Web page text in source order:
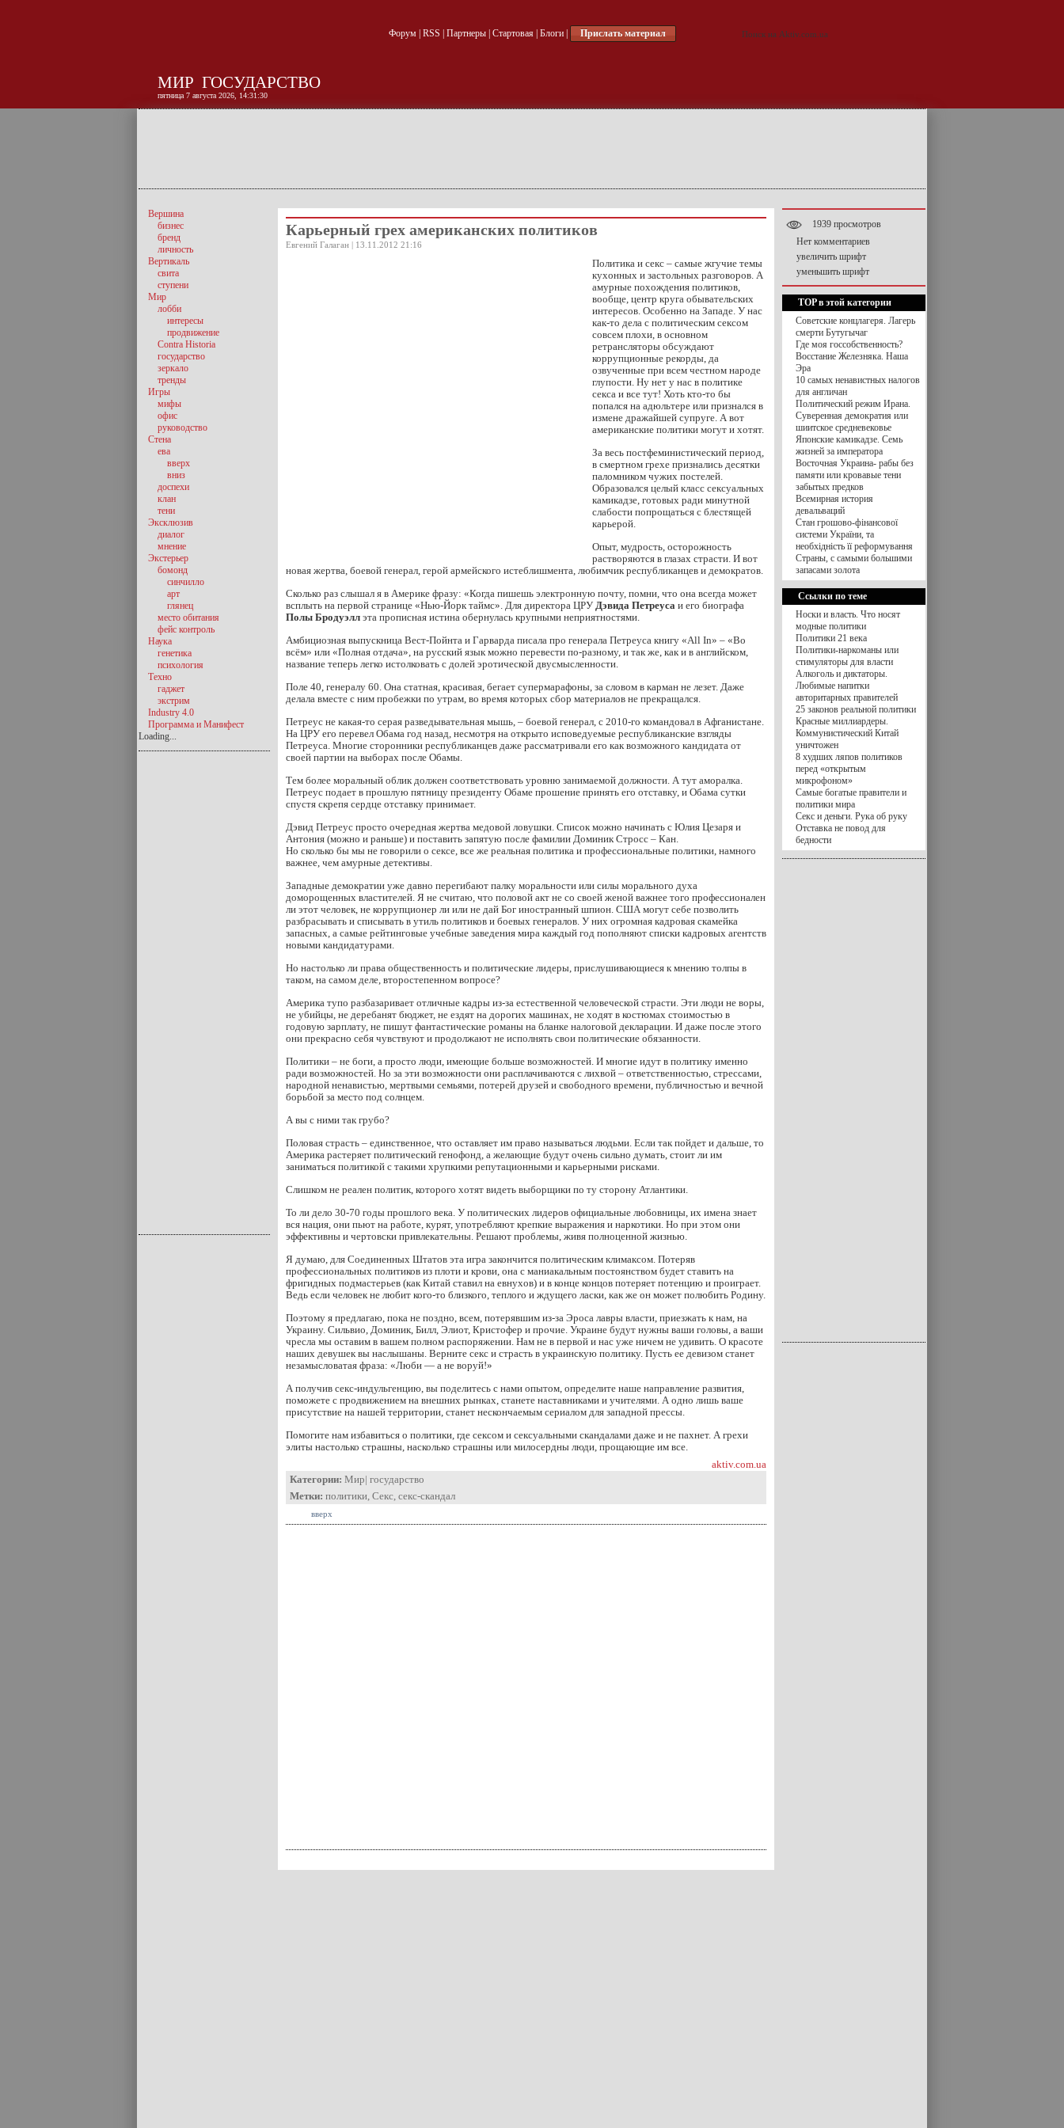
Форум| RSS Партнеры| Стартовая| Блоги| Прислать материал
МИР ГОСУДАРСТВО
пятница 7 августа 2026, 14:31:30
Карьерный грех американских политиков
Евгений Галаган | 13.11.2012 21:16
Политика и секс – самые жгучие темы
кухонных и застольных разговоров. А
амурные похождения политиков,
вообще, центр круга обывательских
интересов. Особенно на Западе. У нас
как-то дела с политическим сексом
совсем плохи, в основном
ретрансляторы обсуждают
коррупционные рекорды, да
озвученные при всем честном народе
глупости. Ну нет у нас в политике
секса и все тут! Хоть кто-то бы
попался на адюльтере или признался в
измене дражайшей супруге. А вот
американские политики могут и хотят.
За весь постфеминистический период,
в смертном грехе признались десятки
паломником чужих постелей.
Образовался целый класс сексуальных
камикадзе, готовых ради минутной
слабости попрощаться с блестящей
карьерой.
Опыт, мудрость, осторожность
растворяются в глазах страсти. И вот
новая жертва, боевой генерал, герой армейского истеблишмента, любимчик республиканцев и демократов.
Сколько раз слышал я в Америке фразу: «Когда пишешь электронную почту, помни, что она всегда может
всплыть на первой странице «Нью-Йорк таймс». Для директора ЦРУ Дэвида Петреуса и его биографа
Полы Бродуэлл эта прописная истина обернулась крупными неприятностями.
Амбициозная выпускница Вест-Пойнта и Гарварда писала про генерала Петреуса книгу «All In» – «Во
всём» или «Полная отдача», на русский язык можно перевести по-разному, и так же, как и в английском,
название теперь легко истолковать с долей эротической двусмысленности.
Поле 40, генералу 60. Она статная, красивая, бегает супермарафоны, за словом в карман не лезет. Даже
делала вместе с ним пробежки по утрам, во время которых сбор материалов не прекращался.
Петреус не какая-то серая разведывательная мышь, – боевой генерал, с 2010-го командовал в Афганистане.
На ЦРУ его перевел Обама год назад, несмотря на открыто исповедуемые республиканские взгляды
Петреуса. Многие сторонники республиканцев даже рассматривали его как возможного кандидата от
своей партии на выборах после Обамы.
Тем более моральный облик должен соответствовать уровню занимаемой должности. А тут аморалка.
Петреус подает в прошлую пятницу президенту Обаме прошение принять его отставку, и Обама сутки
спустя скрепя сердце отставку принимает.
Дэвид Петреус просто очередная жертва медовой ловушки. Список можно начинать с Юлия Цезаря и
Антония (можно и раньше) и поставить запятую после фамилии Доминик Стросс – Кан.
Но сколько бы мы не говорили о сексе, все же реальная политика и профессиональные политики, намного
важнее, чем амурные детективы.
Западные демократии уже давно перегибают палку моральности или силы морального духа
доморощенных властителей. Я не считаю, что половой акт не со своей женой важнее того профессионален
ли этот человек, не коррупционер ли или не дай Бог иностранный шпион. США могут себе позволить
разбрасывать и списывать в утиль политиков и боевых генералов. У них огромная кадровая скамейка
запасных, а самые рейтинговые учебные заведения мира каждый год пополняют списки кадровых агентств
новыми кандидатурами.
Но настолько ли права общественность и политические лидеры, прислушивающиеся к мнению толпы в
таком, на самом деле, второстепенном вопросе?
Америка тупо разбазаривает отличные кадры из-за естественной человеческой страсти. Эти люди не воры,
не убийцы, не деребанят бюджет, не ездят на дорогих машинах, не ходят в костюмах стоимостью в
годовую зарплату, не пишут фантастические романы на бланке налоговой декларации. И даже после этого
они прекрасно себя чувствуют и продолжают не исполнять свои политические обязанности.
Политики – не боги, а просто люди, имеющие больше возможностей. И многие идут в политику именно
ради возможностей. Но за эти возможности они расплачиваются с лихвой – ответственностью, стрессами,
народной ненавистью, мертвыми семьями, потерей друзей и свободного времени, публичностью и вечной
борьбой за место под солнцем.
А вы с ними так грубо?
Половая страсть – единственное, что оставляет им право называться людьми. Если так пойдет и дальше, то
Америка растеряет политический генофонд, а желающие будут очень сильно думать, стоит ли им
заниматься политикой с такими хрупкими репутационными и карьерными рисками.
Слишком не реален политик, которого хотят видеть выборщики по ту сторону Атлантики.
То ли дело 30-70 годы прошлого века. У политических лидеров официальные любовницы, их имена знает
вся нация, они пьют на работе, курят, употребляют крепкие выражения и наркотики. Но при этом они
эффективны и чертовски привлекательны. Решают проблемы, живя полноценной жизнью.
Я думаю, для Соединенных Штатов эта игра закончится политическим климаксом. Потеряв
профессиональных политиков из плоти и крови, она с маниакальным постоянством будет ставить на
фригидных подмастерьев (как Китай ставил на евнухов) и в конце концов потеряет потенцию и проиграет.
Ведь если человек не любит кого-то близкого, теплого и ждущего ласки, как же он может полюбить Родину.
Поэтому я предлагаю, пока не поздно, всем, потерявшим из-за Эроса лавры власти, приезжать к нам, на
Украину. Сильвио, Доминик, Билл, Элиот, Кристофер и прочие. Украине будут нужны ваши головы, а ваши
чресла мы оставим в вашем полном распоряжении. Нам не в первой и нас уже ничем не удивить. О красоте
наших девушек вы наслышаны. Верните секс и страсть в украинскую политику. Пусть ее девизом станет
незамысловатая фраза: «Люби — а не воруй!»
А получив секс-индульгенцию, вы поделитесь с нами опытом, определите наше направление развития,
поможете с продвижением на внешних рынках, станете наставниками и учителями. А одно лишь ваше
присутствие на нашей территории, станет нескончаемым сериалом для западной прессы.
Помогите нам избавиться о политики, где сексом и сексуальными скандалами даже и не пахнет. А грехи
элиты настолько страшны, насколько страшны или милосердны люди, прощающие им все.
aktiv.com.ua
Категории: Мир| государство
Метки: политики, Секс, секс-скандал
вверх
Вершина
бизнес
бренд
личность
Вертикаль
свита
ступени
Мир
лобби
интересы
продвижение
Contra Historia
государство
зеркало
тренды
Игры
мифы
офис
руководство
Стена
ева
вверх
вниз
доспехи
клан
тени
Эксклюзив
диалог
мнение
Экстерьер
бомонд
синчилло
арт
глянец
место обитания
фейс контроль
Наука
генетика
психология
Техно
гаджет
экстрим
Industry 4.0
Программа и Манифест
Loading...
1939 просмотров
Нет комментариев
увеличить шрифт
уменьшить шрифт
TOP в этой категории
Советские концлагеря. Лагерь
смерти Бутугычаг
Где моя госсобственность?
Восстание Железняка. Наша
Эра
10 самых ненавистных налогов
для англичан
Политический режим Ирана.
Суверенная демократия или
шиитское средневековье
Японские камикадзе. Семь
жизней за императора
Восточная Украина- рабы без
памяти или кровавые тени
забытых предков
Всемирная история
девальваций
Стан грошово-фінансової
системи України, та
необхідність її реформування
Страны, с самыми большими
запасами золота
Ссылки по теме
Носки и власть. Что носят
модные политики
Политики 21 века
Политики-наркоманы или
стимуляторы для власти
Алкоголь и диктаторы.
Любимые напитки
авторитарных правителей
25 законов реальной политики
Красные миллиардеры.
Коммунистический Китай
уничтожен
8 худших ляпов политиков
перед «открытым
микрофоном»
Самые богатые правители и
политики мира
Секс и деньги. Рука об руку
Отставка не повод для
бедности